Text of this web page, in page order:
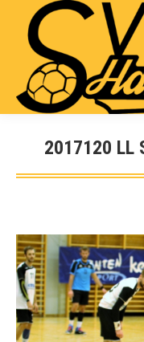
2017120 LL